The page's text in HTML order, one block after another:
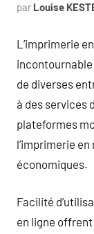
par Louise
L’imprimerie
incontournable
de diverses
à des services
plateformes
l’imprimerie
économiques.
Facilité
en ligne